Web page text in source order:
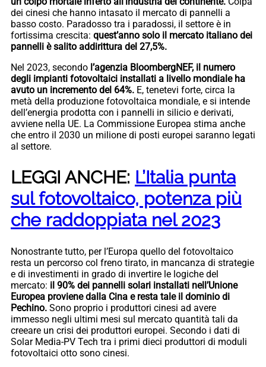
dei cinesi che hanno intasato il mercato di pannelli a
basso costo. Paradosso tra i paradossi, il settore è in
fortissima crescita: quest’anno solo il mercato italiano dei
pannelli è salito addirittura del 27,5%.
Nel 2023, secondo l’agenzia BloombergNEF, il numero
degli impianti fotovoltaici installati a livello mondiale ha
avuto un incremento del 64%. E, tenetevi forte, circa la
metà della produzione fotovoltaica mondiale, e si intende
dell’energia prodotta con i pannelli in silicio e derivati,
avviene nella UE. La Commissione Europea stima anche
che entro il 2030 un milione di posti europei saranno legati
al settore.
LEGGI ANCHE: L’Italia punta
sul fotovoltaico, potenza più
che raddoppiata nel 2023
Nonostrante tutto, per l’Europa quello del fotovoltaico
resta un percorso col freno tirato, in mancanza di strategie
e di investimenti in grado di invertire le logiche del
mercato: il 90% dei pannelli solari installati nell’Unione
Europea proviene dalla Cina e resta tale il dominio di
Pechino. Sono proprio i produttori cinesi ad avere
immesso negli ultimi mesi sul mercato quantità tali da
creeare un crisi dei produttori europei. Secondo i dati di
Solar Media-PV Tech tra i primi dieci produttori di moduli
fotovoltaici otto sono cinesi.